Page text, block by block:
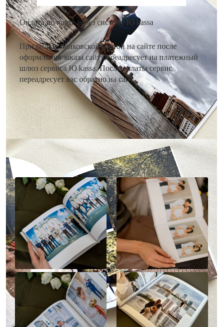
Оплата по карте через систему Ю kassa
При оплате банковской картой на сайте после
оформления заказа сайт переадресует на платежный
шлюз сервиса Ю kassa. После оплаты сервис
переадресует вас обратно на сайт.
Наше портфолио